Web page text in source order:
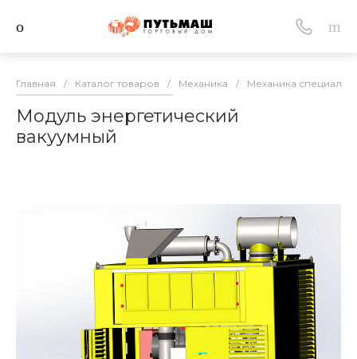
Главная / Каталог товаров / Механика / Механика
Модуль энергетический
вакуумный